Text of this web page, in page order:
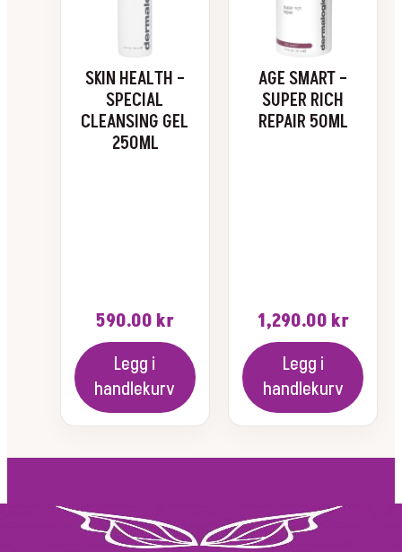
SKIN HEALTH –
SPECIAL
CLEANSING GEL
250ML
590.00 kr
Legg i
handlekurv
AGE SMART –
SUPER RICH
REPAIR 50ML
1,290.00 kr
Legg i
handlekurv